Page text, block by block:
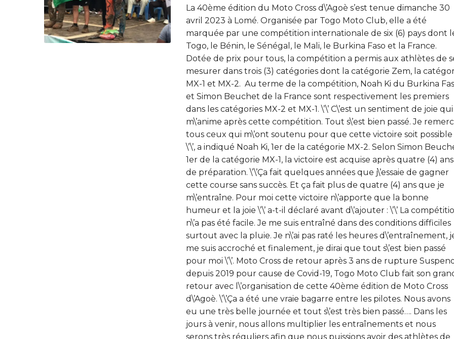
La 40ème édition du Moto Cross d\’Agoè s’est tenue dimanche 30
avril 2023 à Lomé. Organisée par Togo Moto Club, elle a été
marquée par une compétition internationale de six (6) pays dont
Togo, le Bénin, le Sénégal, le Mali, le Burkina Faso et la France.
Dotée de prix pour tous, la compétition a permis aux athlètes de
mesurer dans trois (3) catégories dont la catégorie Zem, la
MX-1 et MX-2. Au terme de la compétition, Noah Ki du Burkina
et Simon Beuchet de la France sont respectivement les premiers
dans les catégories MX-2 et MX-1. \’\’ C\’est un sentiment de joie qui
m\’anime après cette compétition. Tout s\’est bien passé. Je
tous ceux qui m\’ont soutenu pour que cette victoire soit possible
\’\’, a indiqué Noah Ki, 1er de la catégorie MX-2. Selon Simon
1er de la catégorie MX-1, la victoire est acquise après quatre (4) ans
de préparation. \’\’Ça fait quelques années que j\’essaie de gagner
cette course sans succès. Et ça fait plus de quatre (4) ans que je
m\’entraîne. Pour moi cette victoire n\’apporte que la bonne
humeur et la joie \’\’ a-t-il déclaré avant d\’ajouter : \’\’ La
n\’a pas été facile. Je me suis entraîné dans des conditions difficiles
surtout avec la pluie. Je n\’ai pas raté les heures d\’entraînement,
me suis accroché et finalement, je dirai que tout s\’est bien passé
pour moi \’\’. Moto Cross de retour après 3 ans de rupture
depuis 2019 pour cause de Covid-19, Togo Moto Club fait son
retour avec l\’organisation de cette 40ème édition de Moto Cross
d\’Agoè. \’\’Ça a été une vraie bagarre entre les pilotes. Nous avons
eu une très belle journée et tout s\’est très bien passé…. Dans les
jours à venir, nous allons multiplier les entraînements et nous
serons très réguliers afin que nous puissions avoir des athlètes de